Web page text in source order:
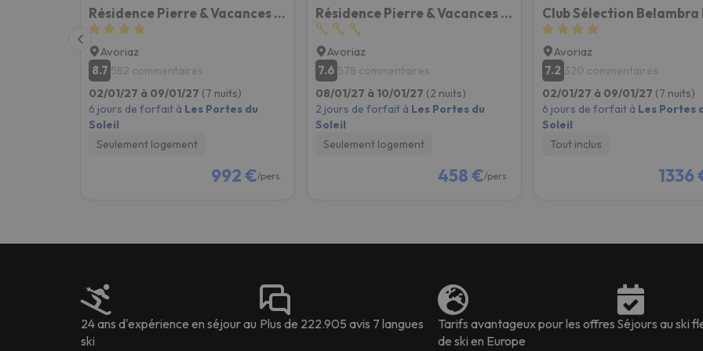
Résidence Pierre & Vacances Atria-Crozats
Avoriaz
8.7 582 commentaires
02/01/27 à 09/01/27 (7 nuits)
6 jours de forfait à Les Portes du
Soleil
Seulement logement
992 €/pers.
Résidence Pierre & Vacances Le Saskia Falaise
Avoriaz
7.6 578 commentaires
08/01/27 à 10/01/27 (2 nuits)
2 jours de forfait à Les Portes du
Soleil
Seulement logement
458 €/pers.
Avoriaz
7.2 320 commentaires
02/01/27 à 09/01/27 (7 nuits)
6 jours de forfait à Les Portes
Soleil
Tout inclus
1336
24 ans d'expérience en séjour au
ski
Plus de 222.905 avis 7 langues
Tarifs avantageux pour les offres
de ski en Europe
Séjours au ski